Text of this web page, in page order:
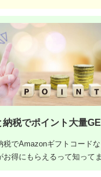
税でポイント大量
税でAmazonギフトコード
お得にもらえるって知って